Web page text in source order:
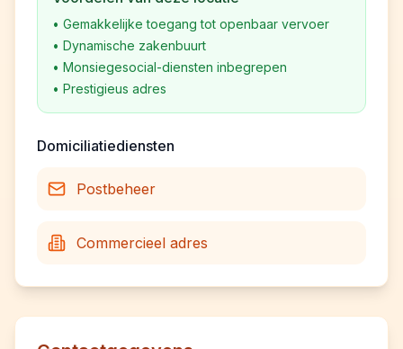
• Gemakkelijke toegang tot openbaar vervoer
• Dynamische zakenbuurt
• Monsiegesocial-diensten inbegrepen
• Prestigieus adres
Domiciliatiediensten
Postbeheer
Commercieel adres